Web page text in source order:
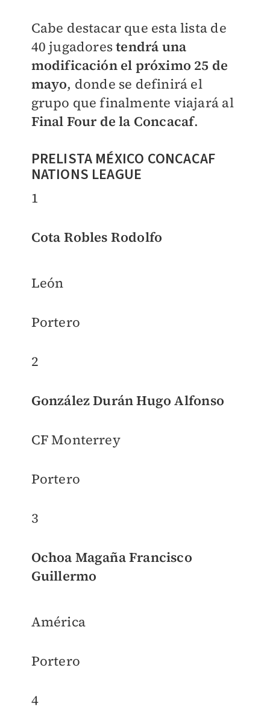
Cabe destacar que esta lista de
40 jugadorestendrá una
modificación el próximo 25 de
mayo, donde se definirá el
grupo que finalmente viajará al
Final Four de la Concacaf.
PRELISTA MÉXICO CONCACAF
NATIONS LEAGUE
1
Cota Robles Rodolfo
León
Portero
2
González Durán Hugo Alfonso
CF Monterrey
Portero
3
Ochoa Magaña Francisco
Guillermo
América
Portero
4